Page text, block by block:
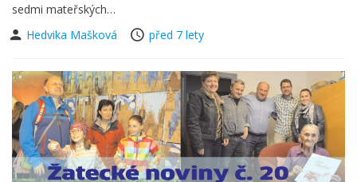
sedmi mateřských…
Hedvika Mašková
před 7 lety